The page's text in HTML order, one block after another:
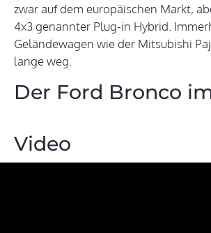
zwar auf dem europäischen Markt,
4x3 genannter Plug-in Hybrid.
Geländewagen wie der Mitsubishi
lange weg.
Der Ford Bronco
Video